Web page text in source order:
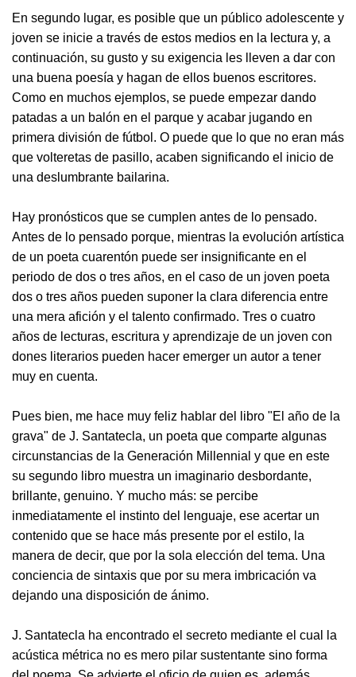
En segundo lugar, es posible que un público adolescente y
joven se inicie a través de estos medios en la lectura y, a
continuación, su gusto y su exigencia les lleven a dar con
una buena poesía y hagan de ellos buenos escritores.
Como en muchos ejemplos, se puede empezar dando
patadas a un balón en el parque y acabar jugando en
primera división de fútbol. O puede que lo que no eran más
que volteretas de pasillo, acaben significando el inicio de
una deslumbrante bailarina.
Hay pronósticos que se cumplen antes de lo pensado.
Antes de lo pensado porque, mientras la evolución artística
de un poeta cuarentón puede ser insignificante en el
periodo de dos o tres años, en el caso de un joven poeta
dos o tres años pueden suponer la clara diferencia entre
una mera afición y el talento confirmado. Tres o cuatro
años de lecturas, escritura y aprendizaje de un joven con
dones literarios pueden hacer emerger un autor a tener
muy en cuenta.
Pues bien, me hace muy feliz hablar del libro "El año de la
grava" de J. Santatecla, un poeta que comparte algunas
circunstancias de la Generación Millennial y que en este
su segundo libro muestra un imaginario desbordante,
brillante, genuino. Y mucho más: se percibe
inmediatamente el instinto del lenguaje, ese acertar un
contenido que se hace más presente por el estilo, la
manera de decir, que por la sola elección del tema. Una
conciencia de sintaxis que por su mera imbricación va
dejando una disposición de ánimo.
J. Santatecla ha encontrado el secreto mediante el cual la
acústica métrica no es mero pilar sustentante sino forma